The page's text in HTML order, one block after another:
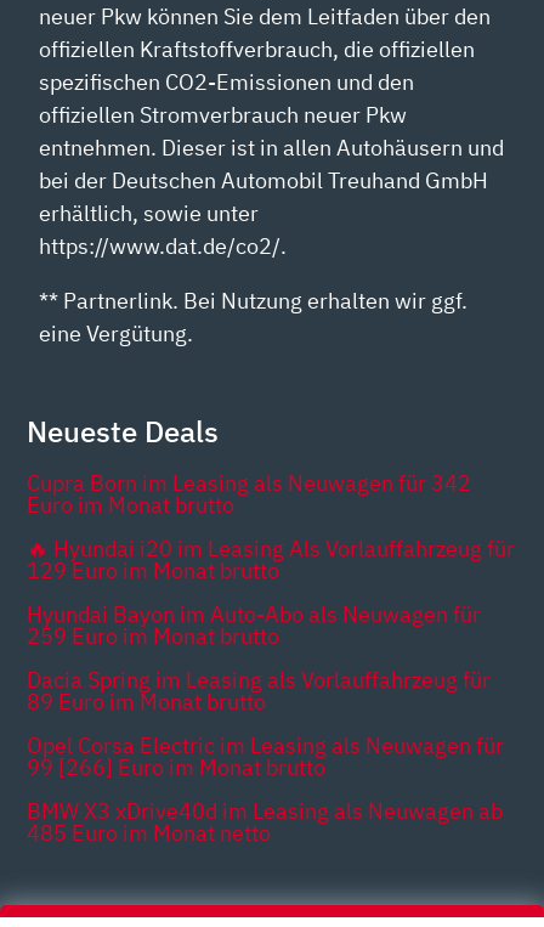
neuer Pkw können Sie dem Leitfaden über den
offiziellen Kraftstoffverbrauch, die offiziellen
spezifischen CO2-Emissionen und den
offiziellen Stromverbrauch neuer Pkw
entnehmen. Dieser ist in allen Autohäusern und
bei der Deutschen Automobil Treuhand GmbH
erhältlich, sowie unter
https://www.dat.de/co2/.
** Partnerlink. Bei Nutzung erhalten wir ggf.
eine Vergütung.
Neueste Deals
Cupra Born im Leasing als Neuwagen für 342
Euro im Monat brutto
🔥 Hyundai i20 im Leasing Als Vorlauffahrzeug für
129 Euro im Monat brutto
Hyundai Bayon im Auto-Abo als Neuwagen für
259 Euro im Monat brutto
Dacia Spring im Leasing als Vorlauffahrzeug für
89 Euro im Monat brutto
Opel Corsa Electric im Leasing als Neuwagen für
99 [266] Euro im Monat brutto
BMW X3 xDrive40d im Leasing als Neuwagen ab
485 Euro im Monat netto